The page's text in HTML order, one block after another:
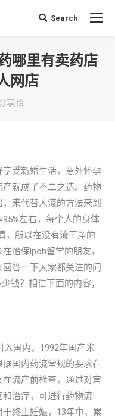
搜 Search
哪里有卖药店
网店
[分享]怡…
受新婚生活，意外怀孕
就成了不二之选。药物
来代替人流的方法来到
左右，每个人的身体
，所以在没有流干净的
怡保lpoh留学的朋友，
答一下大家都关注的问
钱？相信下面的内容，
入国内，1992年国产米
国内药流常规的要求在
流产前检查，通过对宫
治疗，可进行药物流
终止妊娠，13年中，累